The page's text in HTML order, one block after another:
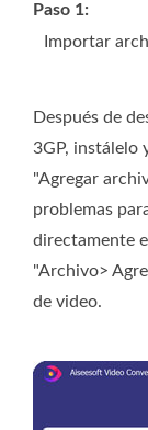
Paso 1:
Importar
Después de
3GP, instálelo
"Agregar
problemas
directamente
"Archivo>
de video.